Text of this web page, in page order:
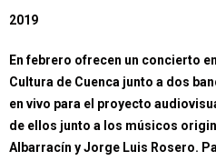
2019
En febrero ofrecen un concierto
Cultura de Cuenca junto a dos
en vivo para el proyecto
de ellos junto a los músicos
Albarracín y Jorge Luis Rosero.